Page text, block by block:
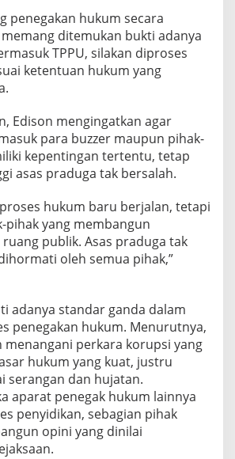
penegakan hukum secara
ditemukan bukti adanya
TPPU, silakan diproses
ketentuan hukum yang
Edison mengingatkan agar
para buzzer maupun pihak-
kepentingan tertentu, tetap
asas praduga tak bersalah.
proses hukum baru berjalan, tetapi
pihak yang membangun
publik. Asas praduga tak
oleh semua pihak,”
adanya standar ganda dalam
penegakan hukum. Menurutnya,
menangani perkara korupsi yang
hukum yang kuat, justru
serangan dan hujatan.
aparat penegak hukum lainnya
penyidikan, sebagian pihak
opini yang dinilai